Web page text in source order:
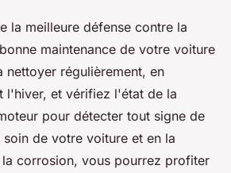
la meilleure défense contre la
maintenance de votre voiture
nettoyer régulièrement, en
l'hiver, et vérifiez l'état de la
pour détecter tout signe de
soin de votre voiture et en la
corrosion, vous pourrez profiter